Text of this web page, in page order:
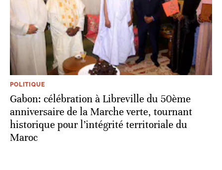
POLITIQUE
Gabon: célébration à Libreville du 50ème
anniversaire de la Marche verte, tournant
historique pour l’intégrité territoriale du
Maroc